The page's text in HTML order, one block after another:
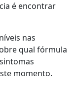
é encontrar
nas
qual fórmula
momento.